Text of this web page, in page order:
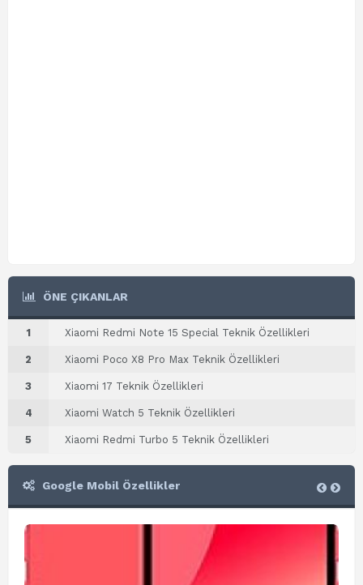
ÖNE ÇIKANLAR
1 Xiaomi Redmi Note 15 Special Teknik Özellikleri
2 Xiaomi Poco X8 Pro Max Teknik Özellikleri
3 Xiaomi 17 Teknik Özellikleri
4 Xiaomi Watch 5 Teknik Özellikleri
5 Xiaomi Redmi Turbo 5 Teknik Özellikleri
Google Mobil Özellikler